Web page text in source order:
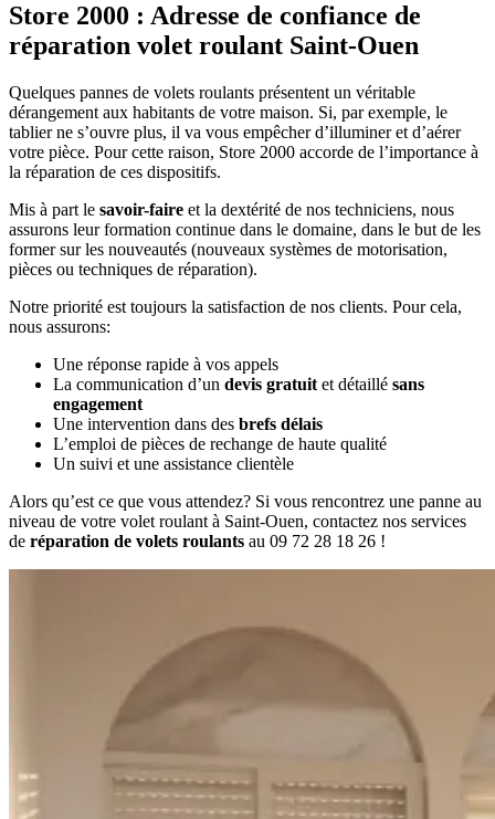
Store 2000 : Adresse de confiance de
réparation volet roulant Saint-Ouen
Quelques pannes de volets roulants présentent un véritable
dérangement aux habitants de votre maison. Si, par exemple, le
tablier ne s’ouvre plus, il va vous empêcher d’illuminer et d’aérer
votre pièce. Pour cette raison, Store 2000 accorde de l’importance à
la réparation de ces dispositifs.
Mis à part le savoir-faire et la dextérité de nos techniciens, nous
assurons leur formation continue dans le domaine, dans le but de les
former sur les nouveautés (nouveaux systèmes de motorisation,
pièces ou techniques de réparation).
Notre priorité est toujours la satisfaction de nos clients. Pour cela,
nous assurons:
Une réponse rapide à vos appels
La communication d’un devis gratuit et détaillé sans
engagement
Une intervention dans des brefs délais
L’emploi de pièces de rechange de haute qualité
Un suivi et une assistance clientèle
Alors qu’est ce que vous attendez? Si vous rencontrez une panne au
niveau de votre volet roulant à Saint-Ouen, contactez nos services
de réparation de volets roulants au 09 72 28 18 26 !